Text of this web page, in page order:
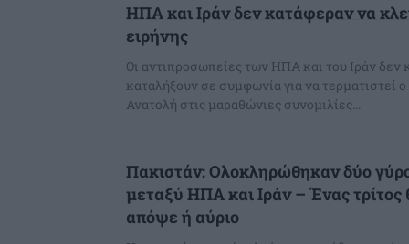
ΗΠΑ και Ιράν δεν κατάφεραν να
ειρήνης
Οι αντιπροσωπείες των ΗΠΑ και του Ιράν δεν
καταλήξουν σε συμφωνία για να τερματιστεί
Ανατολή στις μαραθώνιες συνομιλίες...
Πακιστάν: Ολοκληρώθηκαν δύο
μεταξύ ΗΠΑ και Ιράν – Ένας τρίτος
απόψε ή αύριο